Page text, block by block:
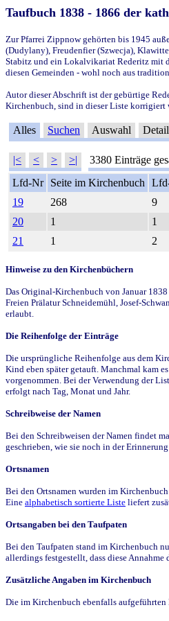
Taufbuch 1838 - 1866 der
Zur Pfarrei Zippnow gehörten bis 1945
(Dudylany), Freudenfier (Szwecja),
Stabitz und ein Lokalvikariat Rederitz mit
diesen Gemeinden - wohl noch aus
Autor dieser Abschrift ist der gebürtige
Kirchenbuch, sind in dieser Liste korrigiert
Alles Suchen Auswahl Detail
|< < > >| 3380 Einträge
Lfd-Nr
Seite im Kirchenbuch
19
268 9
20
1 1
21
1 2
Hinweise zu den Kirchenbüchern
Das Original-Kirchenbuch von Januar
Freien Prälatur Schneidemühl, Josef-
erlaubt.
Die Reihenfolge der Einträge
Die ursprüngliche Reihenfolge aus dem
Kind eben später getauft. Manchmal kam
vorgenommen. Bei der Verwendung der
erfolgt nach Tag, Monat und Jahr.
Schreibweise der Namen
Bei den Schreibweisen der Namen findet
geschrieben, wie sie noch in der
Ortsnamen
Bei den Ortsnamen wurden im
Eine alphabetisch sortierte Liste liefert
Ortsangaben bei den Taufpaten
Bei den Taufpaten stand im Kirchenbuch
allerdings festgestellt, dass diese
Zusätzliche Angaben im Kirchenbuch
Die im Kirchenbuch ebenfalls aufgeführten